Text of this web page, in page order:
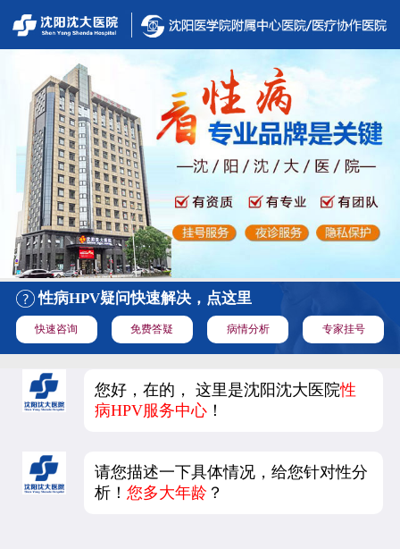
性病HPV疑问快速解决，点这里
快速咨询 免费答疑 病情分析 专家挂号
您好，在的， 这里是沈阳沈大医院性
病HPV服务中心！
请您描述一下具体情况，给您针对性分
析！ 您多大年龄 ？